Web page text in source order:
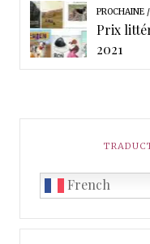
PROCHAINE
Prix
2021
French